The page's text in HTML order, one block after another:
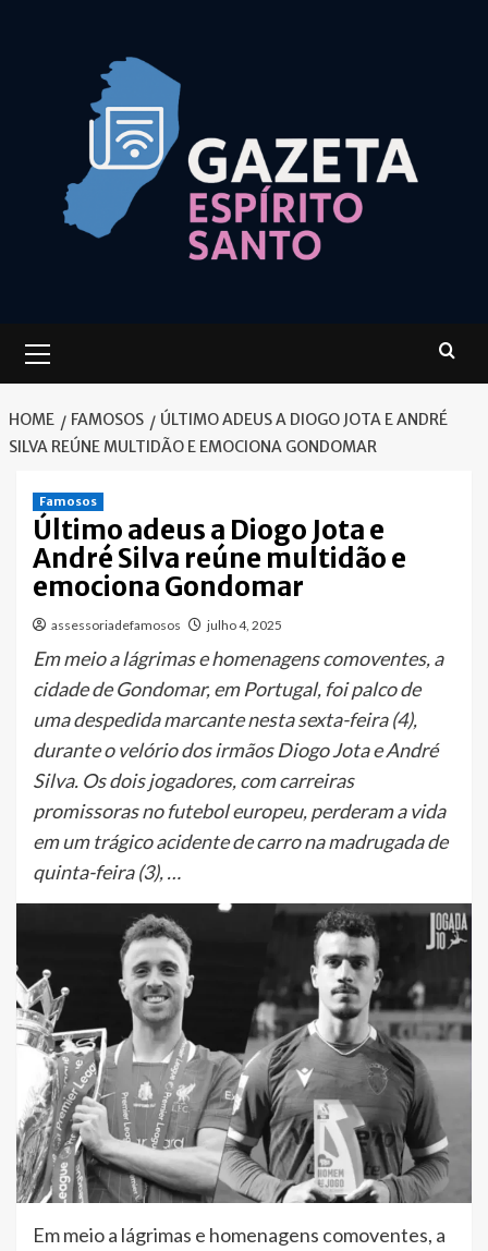
Menu
HOME FAMOSOS
ÚLTIMO ADEUS A DIOGO JOTA E ANDRÉ
SILVA REÚNE MULTIDÃO E EMOCIONA GONDOMAR
Famosos
Último adeus a Diogo Jota e
André Silva reúne multidão e
emociona Gondomar
assessoriadefamosos julho 4, 2025
Em meio a lágrimas e homenagens comoventes, a
cidade de Gondomar, em Portugal, foi palco de
uma despedida marcante nesta sexta-feira (4),
durante o velório dos irmãos Diogo Jota e André
Silva. Os dois jogadores, com carreiras
promissoras no futebol europeu, perderam a vida
em um trágico acidente de carro na madrugada de
quinta-feira (3), …
Em meio a lágrimas e homenagens comoventes, a